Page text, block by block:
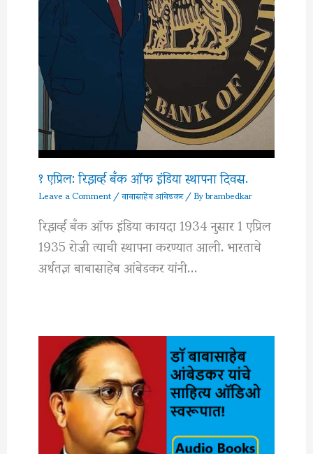
१ एप्रिल: रिझर्व्ह बँक ऑफ इंडिया स्थापना दिवस.
Leave a Comment/बाबासाहेब आंबेडकर/ Bybrambedkar
रिझर्व्ह बँक ऑफ इंडिया कायदा 1934 नुसार 1 एप्रिल
1935 रोजी त्याची स्थापना करण्यात आली. भारताचे
अर्थतज्ञ बाबासाहेब आंबेडकर यांनी…